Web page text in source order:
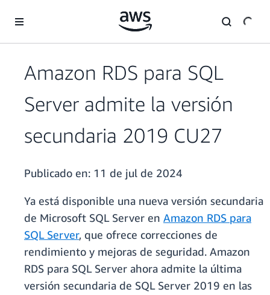
Amazon RDS para SQL
Server admite la versión
secundaria 2019 CU27
Publicado en: 11 de jul de 2024
Ya está disponible una nueva versión secundaria
de Microsoft SQL Server en Amazon RDS para
SQL Server, que ofrece correcciones de
rendimiento y mejoras de seguridad. Amazon
RDS para SQL Server ahora admite la última
versión secundaria de SQL Server 2019 en las